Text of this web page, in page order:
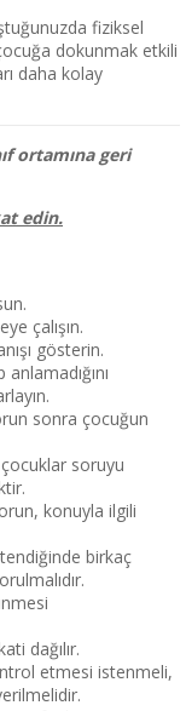
fiziksel
dokunmak etkili
daha kolay
ortamına geri
edin.
çalışın.
gösterin.
sonra çocuğun
soruyu
konuyla ilgili
birkaç
dağılır.
etmesi istenmeli,